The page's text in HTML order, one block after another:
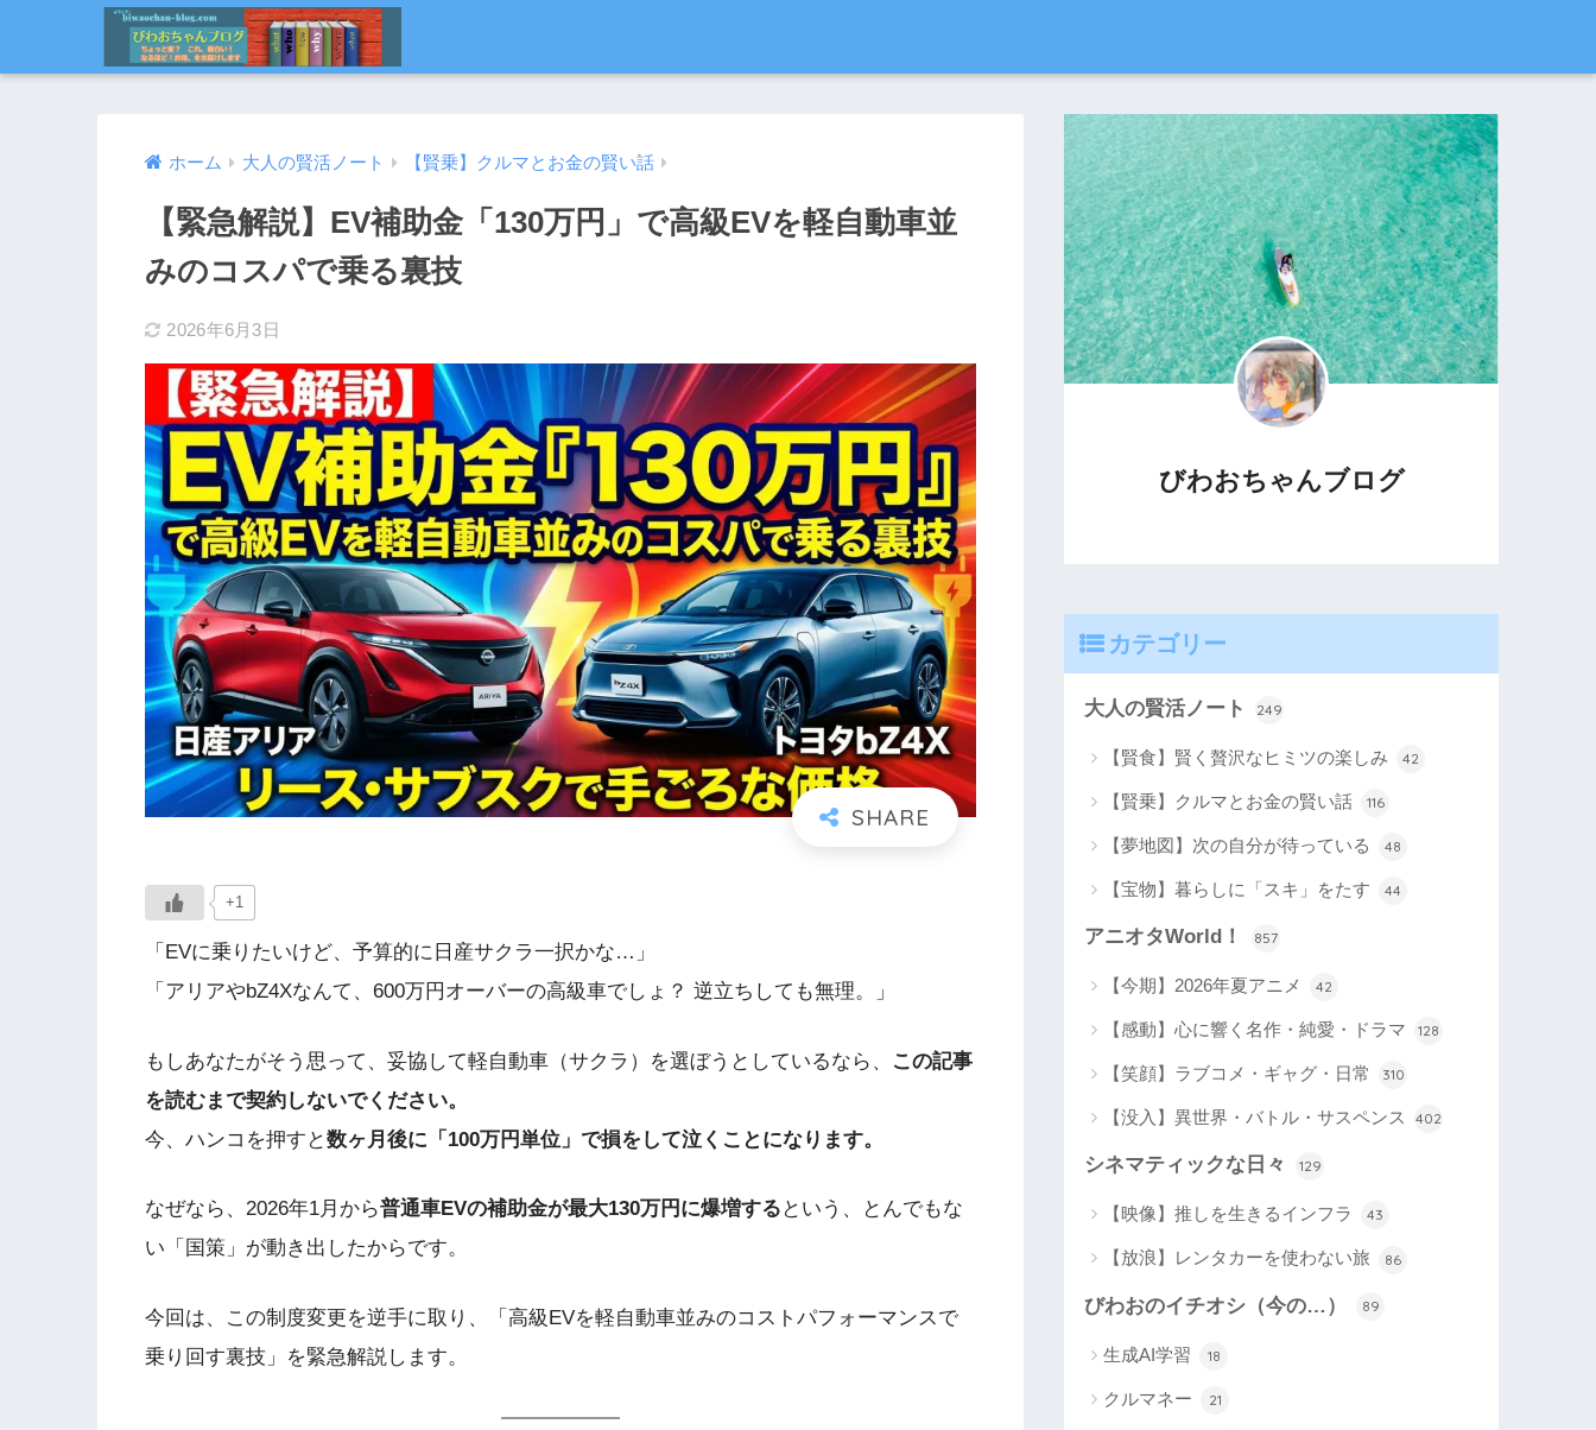
ホーム 大人の賢活ノート 【賢乗】クルマとお金の賢い話
【緊急解説】EV補助金「130万円」で高級EVを軽自動車並
みのコスパで乗る裏技
2026年6月3日
+1
「EVに乗りたいけど、予算的に日産サクラ一択かな…」
「アリアやbZ4Xなんて、600万円オーバーの高級車でしょ？ 逆立ちしても無理。」
もしあなたがそう思って、妥協して軽自動車（サクラ）を選ぼうとしているなら、
この記事
を読むまで契約しないでください。
今、ハンコを押すと数ヶ月後に「100万円単位」で損をして泣くことになります。
なぜなら、2026年1月から普通車EVの補助金が最大130万円に爆増する という、とんでもな
い「国策」が動き出したからです。
今回は、この制度変更を逆手に取り、「高級EVを軽自動車並みのコストパフォーマンスで
乗り回す裏技」を緊急解説します。
びわおちゃんブログ
カテゴリー
大人の賢活ノート 249
【賢食】賢く贅沢なヒミツの楽しみ 42
【賢乗】クルマとお金の賢い話 116
【夢地図】次の自分が待っている 48
【宝物】暮らしに「スキ」をたす 44
アニオタWorld！ 857
【今期】2026年夏アニメ 42
【感動】心に響く名作・純愛・ドラマ 128
【笑顔】ラブコメ・ギャグ・日常 310
【没入】異世界・バトル・サスペンス 402
シネマティックな日々 129
【映像】推しを生きるインフラ 43
【放浪】レンタカーを使わない旅 86
びわおのイチオシ（今の…） 89
生成AI学習 18
クルマネー 21